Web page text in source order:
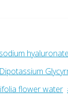
hyaluronate
flower water